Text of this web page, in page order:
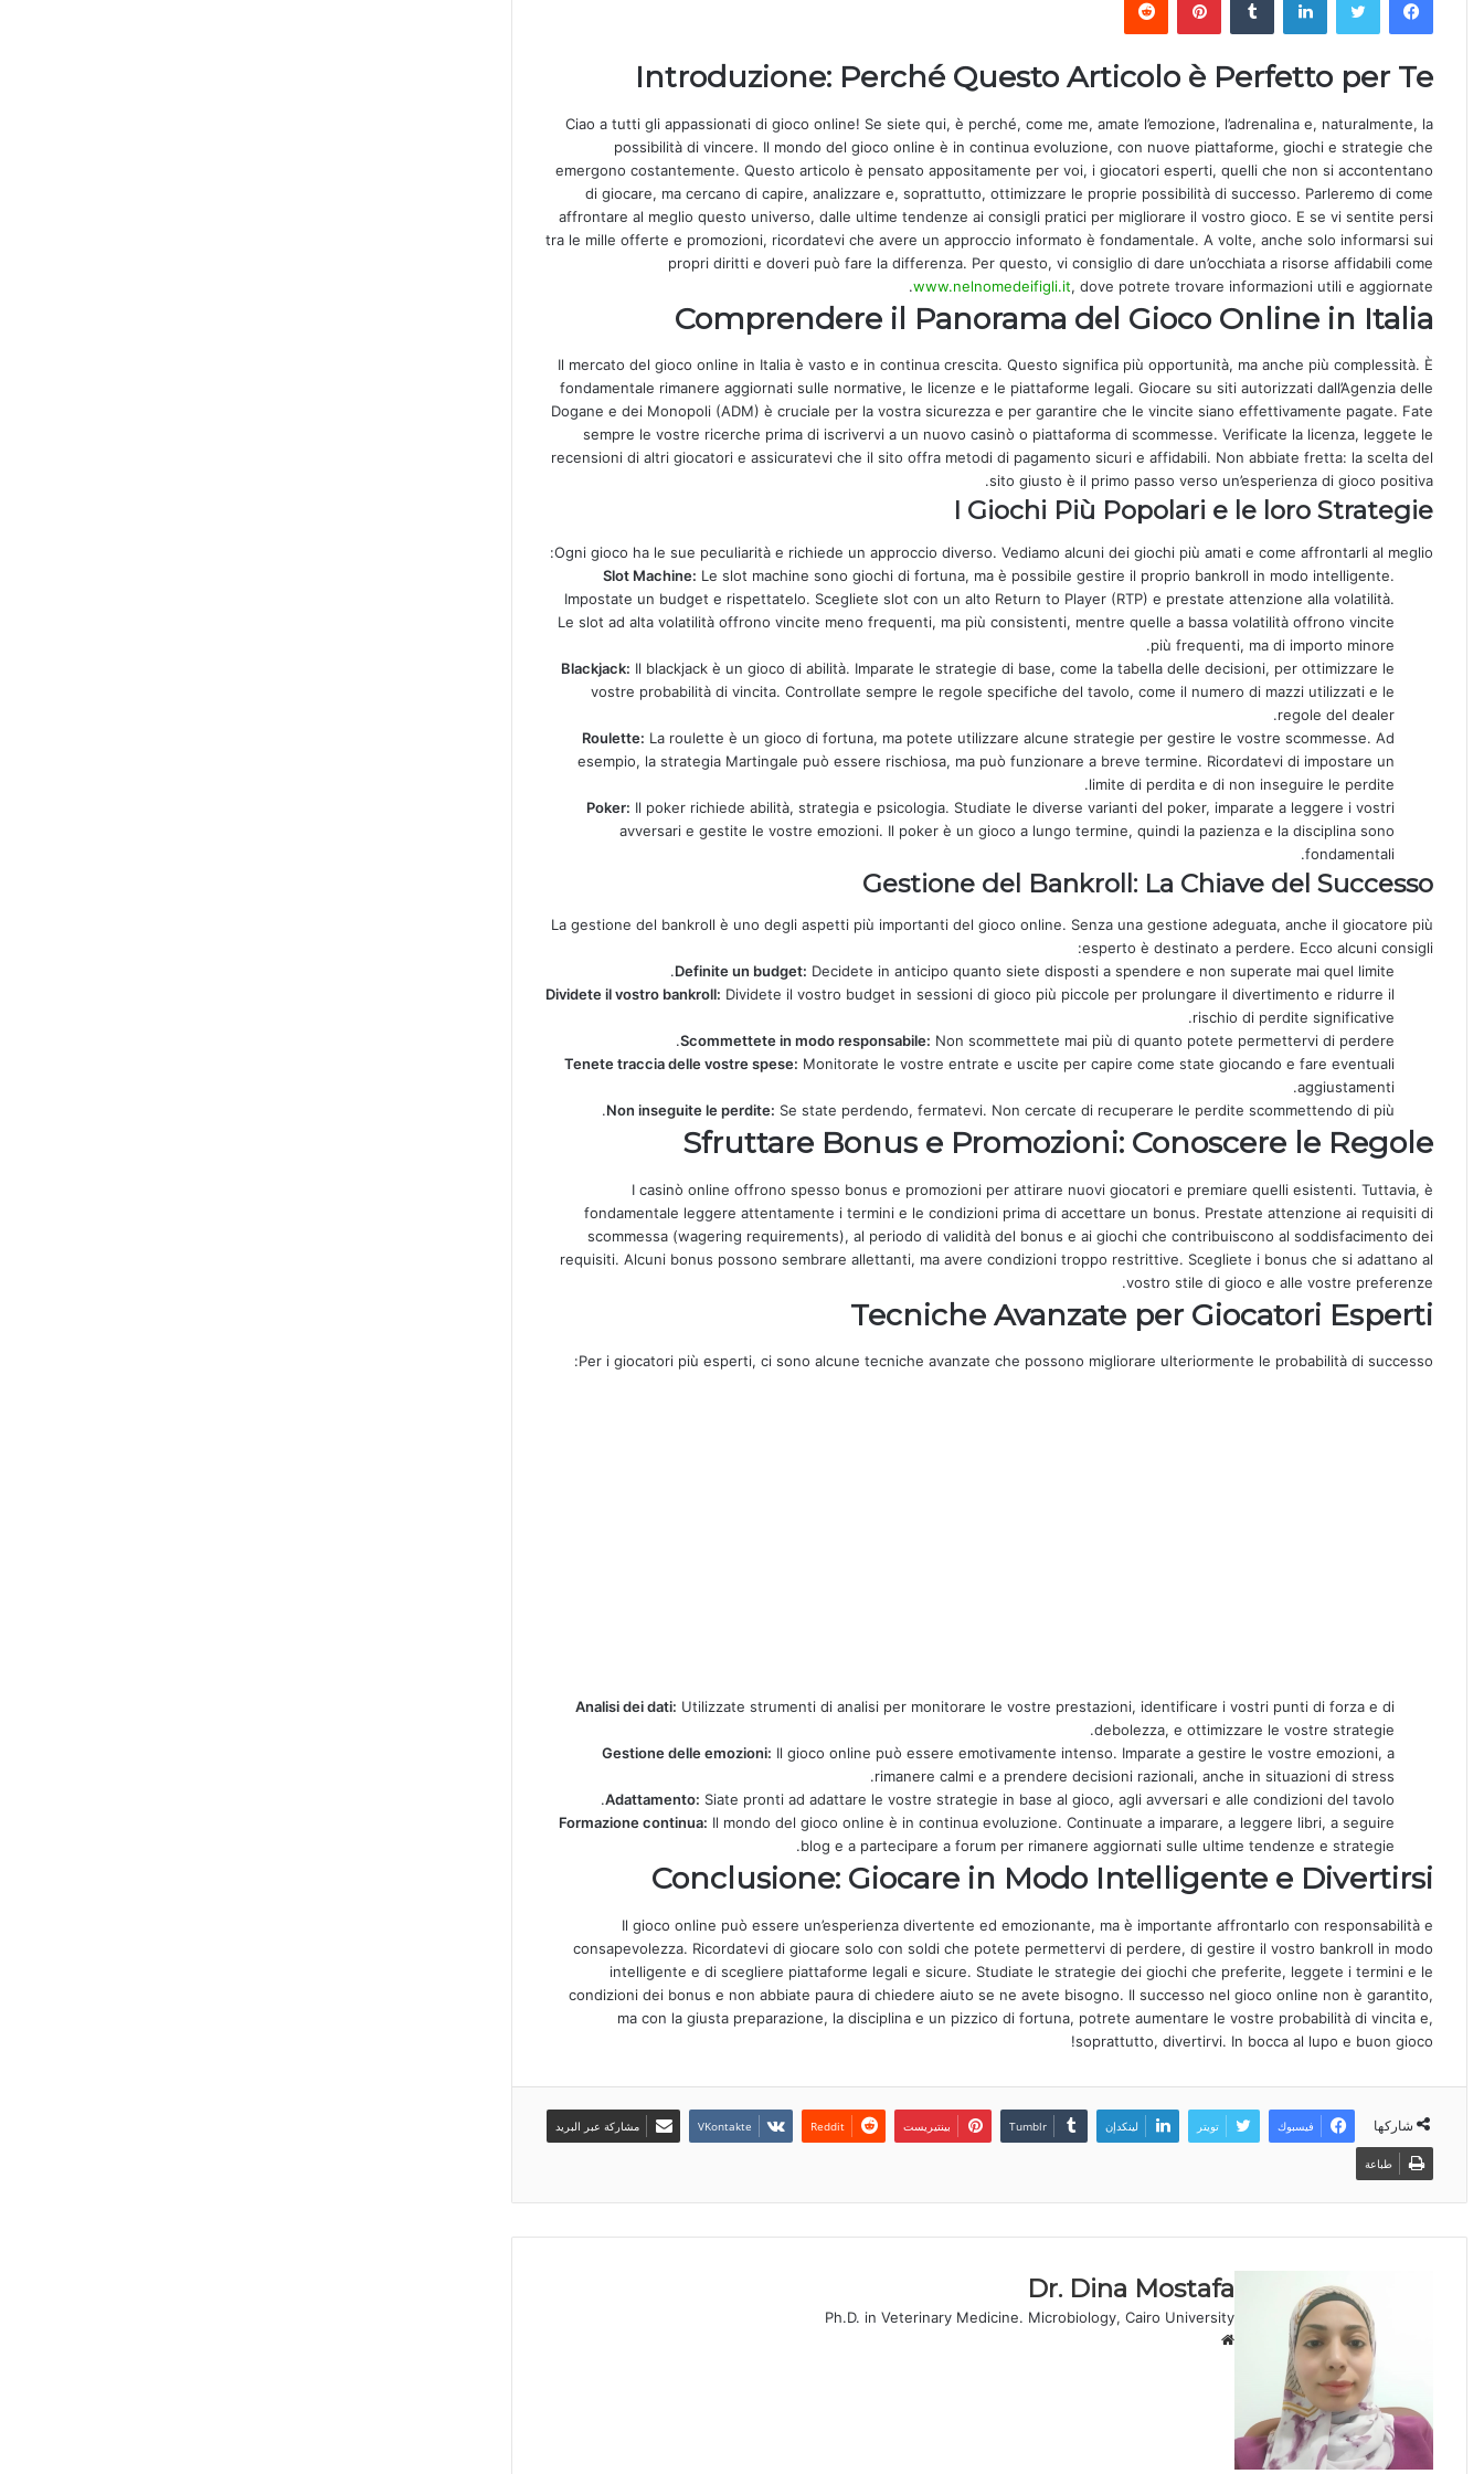
Introduzione: Perché Questo Articolo è Perfetto per Te
Ciao a tutti gli appassionati di gioco online! Se siete qui, è perché, come me, amate l’emozione, l’adrenalina e, naturalmente, la
possibilità di vincere. Il mondo del gioco online è in continua evoluzione, con nuove piattaforme, giochi e strategie che
emergono costantemente. Questo articolo è pensato appositamente per voi, i giocatori esperti, quelli che non si accontentano
di giocare, ma cercano di capire, analizzare e, soprattutto, ottimizzare le proprie possibilità di successo. Parleremo di come
affrontare al meglio questo universo, dalle ultime tendenze ai consigli pratici per migliorare il vostro gioco. E se vi sentite persi
tra le mille offerte e promozioni, ricordatevi che avere un approccio informato è fondamentale. A volte, anche solo informarsi sui
propri diritti e doveri può fare la differenza. Per questo, vi consiglio di dare un’occhiata a risorse affidabili come
www.nelnomedeifigli.it, dove potrete trovare informazioni utili e aggiornate.
Comprendere il Panorama del Gioco Online in Italia
Il mercato del gioco online in Italia è vasto e in continua crescita. Questo significa più opportunità, ma anche più complessità. È
fondamentale rimanere aggiornati sulle normative, le licenze e le piattaforme legali. Giocare su siti autorizzati dall’Agenzia delle
Dogane e dei Monopoli (ADM) è cruciale per la vostra sicurezza e per garantire che le vincite siano effettivamente pagate. Fate
sempre le vostre ricerche prima di iscrivervi a un nuovo casinò o piattaforma di scommesse. Verificate la licenza, leggete le
recensioni di altri giocatori e assicuratevi che il sito offra metodi di pagamento sicuri e affidabili. Non abbiate fretta: la scelta del
sito giusto è il primo passo verso un’esperienza di gioco positiva.
I Giochi Più Popolari e le loro Strategie
Ogni gioco ha le sue peculiarità e richiede un approccio diverso. Vediamo alcuni dei giochi più amati e come affrontarli al meglio:
Slot Machine: Le slot machine sono giochi di fortuna, ma è possibile gestire il proprio bankroll in modo intelligente.
Impostate un budget e rispettatelo. Scegliete slot con un alto Return to Player (RTP) e prestate attenzione alla volatilità.
Le slot ad alta volatilità offrono vincite meno frequenti, ma più consistenti, mentre quelle a bassa volatilità offrono vincite
più frequenti, ma di importo minore.
Blackjack: Il blackjack è un gioco di abilità. Imparate le strategie di base, come la tabella delle decisioni, per ottimizzare le
vostre probabilità di vincita. Controllate sempre le regole specifiche del tavolo, come il numero di mazzi utilizzati e le
regole del dealer.
Roulette: La roulette è un gioco di fortuna, ma potete utilizzare alcune strategie per gestire le vostre scommesse. Ad
esempio, la strategia Martingale può essere rischiosa, ma può funzionare a breve termine. Ricordatevi di impostare un
limite di perdita e di non inseguire le perdite.
Poker: Il poker richiede abilità, strategia e psicologia. Studiate le diverse varianti del poker, imparate a leggere i vostri
avversari e gestite le vostre emozioni. Il poker è un gioco a lungo termine, quindi la pazienza e la disciplina sono
fondamentali.
Gestione del Bankroll: La Chiave del Successo
La gestione del bankroll è uno degli aspetti più importanti del gioco online. Senza una gestione adeguata, anche il giocatore più
esperto è destinato a perdere. Ecco alcuni consigli:
Definite un budget: Decidete in anticipo quanto siete disposti a spendere e non superate mai quel limite.
Dividete il vostro bankroll: Dividete il vostro budget in sessioni di gioco più piccole per prolungare il divertimento e ridurre il
rischio di perdite significative.
Scommettete in modo responsabile: Non scommettete mai più di quanto potete permettervi di perdere.
Tenete traccia delle vostre spese: Monitorate le vostre entrate e uscite per capire come state giocando e fare eventuali
aggiustamenti.
Non inseguite le perdite: Se state perdendo, fermatevi. Non cercate di recuperare le perdite scommettendo di più.
Sfruttare Bonus e Promozioni: Conoscere le Regole
I casinò online offrono spesso bonus e promozioni per attirare nuovi giocatori e premiare quelli esistenti. Tuttavia, è
fondamentale leggere attentamente i termini e le condizioni prima di accettare un bonus. Prestate attenzione ai requisiti di
scommessa (wagering requirements), al periodo di validità del bonus e ai giochi che contribuiscono al soddisfacimento dei
requisiti. Alcuni bonus possono sembrare allettanti, ma avere condizioni troppo restrittive. Scegliete i bonus che si adattano al
vostro stile di gioco e alle vostre preferenze.
Tecniche Avanzate per Giocatori Esperti
Per i giocatori più esperti, ci sono alcune tecniche avanzate che possono migliorare ulteriormente le probabilità di successo:
Analisi dei dati: Utilizzate strumenti di analisi per monitorare le vostre prestazioni, identificare i vostri punti di forza e di
debolezza, e ottimizzare le vostre strategie.
Gestione delle emozioni: Il gioco online può essere emotivamente intenso. Imparate a gestire le vostre emozioni, a
rimanere calmi e a prendere decisioni razionali, anche in situazioni di stress.
Adattamento: Siate pronti ad adattare le vostre strategie in base al gioco, agli avversari e alle condizioni del tavolo.
Formazione continua: Il mondo del gioco online è in continua evoluzione. Continuate a imparare, a leggere libri, a seguire
blog e a partecipare a forum per rimanere aggiornati sulle ultime tendenze e strategie.
Conclusione: Giocare in Modo Intelligente e Divertirsi
Il gioco online può essere un’esperienza divertente ed emozionante, ma è importante affrontarlo con responsabilità e
consapevolezza. Ricordatevi di giocare solo con soldi che potete permettervi di perdere, di gestire il vostro bankroll in modo
intelligente e di scegliere piattaforme legali e sicure. Studiate le strategie dei giochi che preferite, leggete i termini e le
condizioni dei bonus e non abbiate paura di chiedere aiuto se ne avete bisogno. Il successo nel gioco online non è garantito,
ma con la giusta preparazione, la disciplina e un pizzico di fortuna, potrete aumentare le vostre probabilità di vincita e,
soprattutto, divertirvi. In bocca al lupo e buon gioco!
شاركها فيسبوك تويتر لينكدإن بينتيريست مشاركة عبر البريد
طباعة
Dr. Dina Mostafa
Ph.D. in Veterinary Medicine. Microbiology, Cairo University